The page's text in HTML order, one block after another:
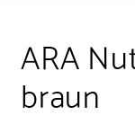
ARA
braun